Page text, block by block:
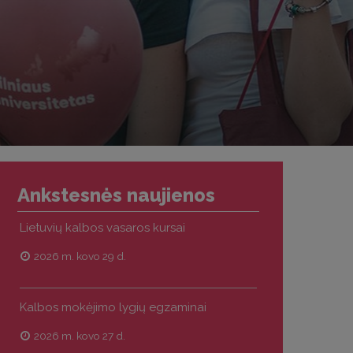
Ankstesnės naujienos
Lietuvių kalbos vasaros kursai
2026 m. kovo 29 d.
Kalbos mokėjimo lygių egzaminai
2026 m. kovo 27 d.